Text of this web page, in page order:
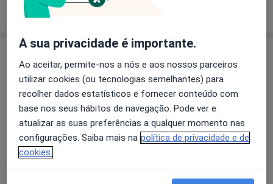
Mostrar mais detalhes
Serviços e preços
Primeira consulta Psicologia
Detalhes
Avaliação neuropsicológica
Detalhes
A sua privacidade é importante.
Ao aceitar, permite-nos a nós e aos nossos parceiros
utilizar cookies (ou tecnologias semelhantes) para
recolher dados estatísticos e fornecer conteúdo com
base nos seus hábitos de navegação. Pode ver e
atualizar as suas preferências a qualquer momento nas
configurações. Saiba mais na política de privacidade e de
cookies.